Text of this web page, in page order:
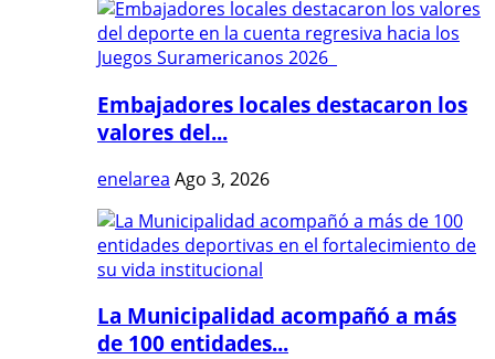
Embajadores locales destacaron los
valores del...
enelarea Ago 3, 2026
La Municipalidad acompañó a más
de 100 entidades...